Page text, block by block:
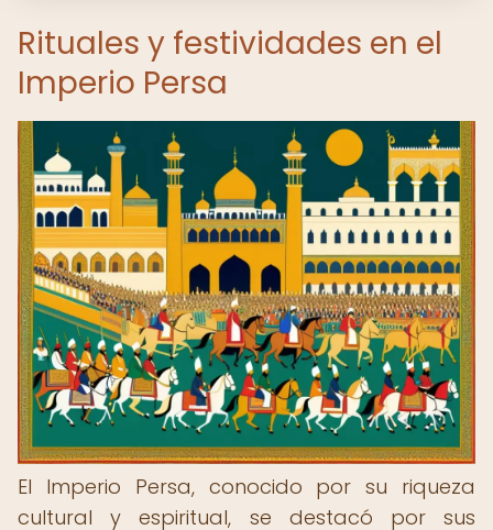
Rituales y festividades en el
Imperio Persa
El Imperio Persa, conocido por su riqueza
cultural y espiritual, se destacó por sus